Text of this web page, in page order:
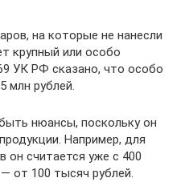
на которые не нанесли
крупный или особо
УК РФ сказано, что особо
млн рублей.
нюансы, поскольку он
Например, для
он считается уже с 400
от 100 тысяч рублей.